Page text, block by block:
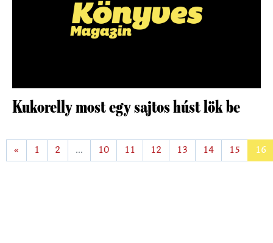
Kukorelly most egy sajtos húst lök be
« 1 2 ... 10 11 12 13 14 15 16